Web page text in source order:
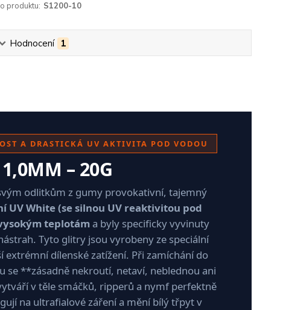
produktu: S1200-10
Hodnocení 1
A DRASTICKÁ UV AKTIVITA POD VODOU
– 20G
odlitkům z gumy provokativní, tajemný
White (se silnou UV reaktivitou pod
teplotáma byly specificky vyvinuty
Tyto glitry jsou vyrobeny ze speciální
dílenské zatížení. Při zamíchání do
**zásadně nekroutí, netaví, neblednou ani
v těle smáčků, ripperů a nymf perfektně
na ultrafialové záření a mění bílý třpyt v